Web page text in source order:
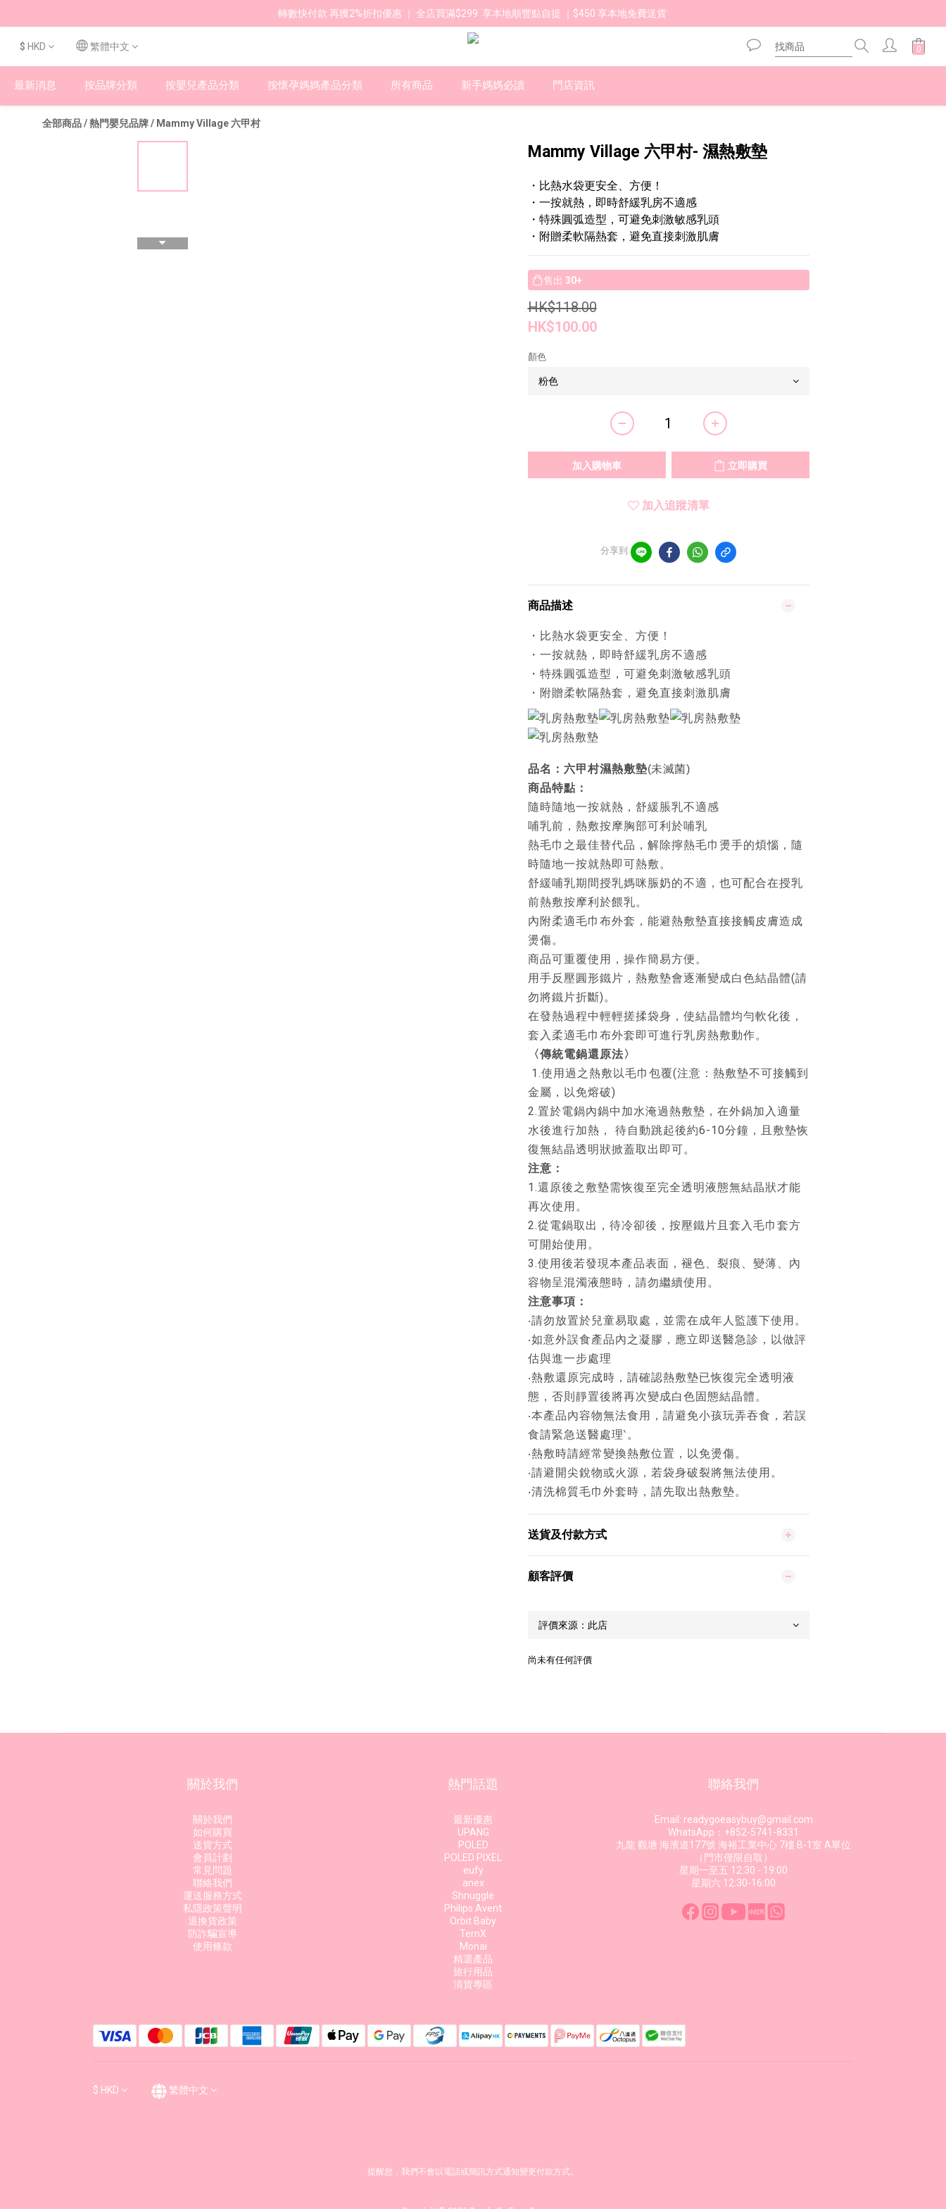
轉數快付款 再獲2%折扣優惠 ｜ 全店買滿$299  享本地順豐點自提 ｜$450 享本地免費送貨
$ HKD 繁體中文
最新消息 按品牌分類 按嬰兒產品分類 按懷孕媽媽產品分類 所有商品 新手媽媽必讀 門店資訊
全部商品/熱門嬰兒品牌/ Mammy Village 六甲村
Mammy Village 六甲村- 濕熱敷墊
・比熱水袋更安全、方便！
・一按就熱，即時舒緩乳房不適感
・特殊圓弧造型，可避免刺激敏感乳頭
・附贈柔軟隔熱套，避免直接刺激肌膚
售出 30+
HK$118.00
HK$100.00
顏色
加入購物車 立即購買
加入追蹤清單
分享到
商品描述
・比熱水袋更安全、方便！
・一按就熱，即時舒緩乳房不適感
・特殊圓弧造型，可避免刺激敏感乳頭
・附贈柔軟隔熱套，避免直接刺激肌膚
品名：六甲村濕熱敷墊(未滅菌)
商品特點：
隨時隨地一按就熱，舒緩脹乳不適感
哺乳前，熱敷按摩胸部可利於哺乳
熱毛巾之最佳替代品，解除擰熱毛巾燙手的煩惱，隨
時隨地一按就熱即可熱敷。
舒緩哺乳期間授乳媽咪脤奶的不適，也可配合在授乳
前熱敷按摩利於餵乳。
內附柔適毛巾布外套，能避熱敷墊直接接觸皮膚造成
燙傷。
商品可重覆使用，操作簡易方便。
用手反壓圓形鐵片，熱敷墊會逐漸變成白色結晶體(請
勿將鐵片折斷)。
在發熱過程中輕輕搓揉袋身，使結晶體均勻軟化後，
套入柔適毛巾布外套即可進行乳房熱敷動作。
〈傳統電鍋還原法〉
1.使用過之熱敷以毛巾包覆(注意：熱敷墊不可接觸到
金屬，以免熔破)
2.置於電鍋內鍋中加水淹過熱敷墊，在外鍋加入適量
水後進行加熱， 待自動跳起後約6-10分鐘，且敷墊恢
復無結晶透明狀掀蓋取出即可。
注意：
1.還原後之敷墊需恢復至完全透明液態無結晶狀才能
再次使用。
2.從電鍋取出，待冷卻後，按壓鐵片且套入毛巾套方
可開始使用。
3.使用後若發現本產品表面，褪色、裂痕、變薄、內
容物呈混濁液態時，請勿繼續使用。
注意事項：
‧請勿放置於兒童易取處，並需在成年人監護下使用。
‧如意外誤食產品內之凝膠，應立即送醫急診，以做評
估與進一步處理
‧熱敷還原完成時，請確認熱敷墊已恢復完全透明液
態，否則靜置後將再次變成白色固態結晶體。
‧本產品內容物無法食用，請避免小孩玩弄吞食，若誤
食請緊急送醫處理‵。
‧熱敷時請經常變換熱敷位置，以免燙傷。
‧請避開尖銳物或火源，若袋身破裂將無法使用。
‧清洗棉質毛巾外套時，請先取出熱敷墊。
送貨及付款方式
顧客評價
尚未有任何評價
關於我們
關於我們
如何購買
送貨方式
會員計劃
常見問題
聯絡我們
運送服務方式
私隱政策聲明
退換貨政策
防詐騙宣導
使用條款
熱門話題
最新優惠
UPANG
POLED
POLED PIXEL
eufy
anex
Shnuggle
Philips Avent
Orbit Baby
TernX
Monai
精選產品
旅行用品
清貨專區
聯絡我們
Email: readygoeasybuy@gmail.com
WhatsApp：+852-5741-8331
九龍 觀塘 海濱道177號 海裕工業中心 7樓 B-1室 A單位
（門市僅限自取）
星期一至五 12:30 - 19:00
星期六 12:30-16:00
$ HKD 繁體中文
提醒您，我們不會以電話或簡訊方式通知變更付款方式。